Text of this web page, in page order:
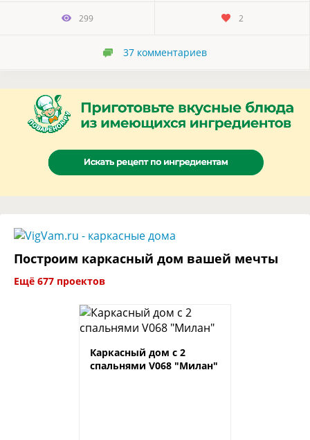
299 2
37 комментариев
Построим каркасный дом вашей мечты
Ещё 677 проектов
Каркасный дом с 2
спальнями V068 "Милан"